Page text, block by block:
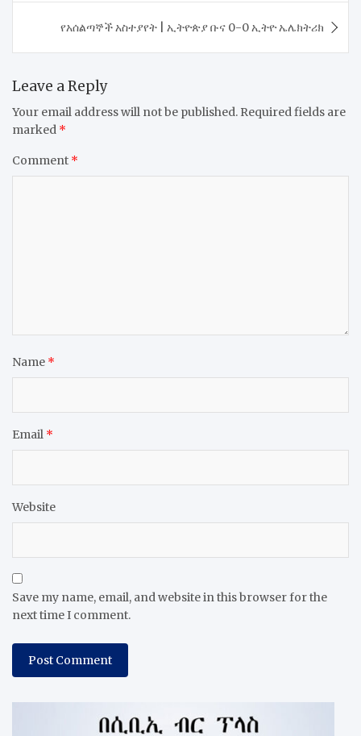
የአሰልጣኞች አስተያየት | ኢትዮጵያ ቡና 0-0 ኢትዮ ኤሌክትሪክ
Leave a Reply
Your email address will not be published. Required fields are
marked *
Comment *
Name *
Email *
Website
Save my name, email, and website in this browser for the
next time I comment.